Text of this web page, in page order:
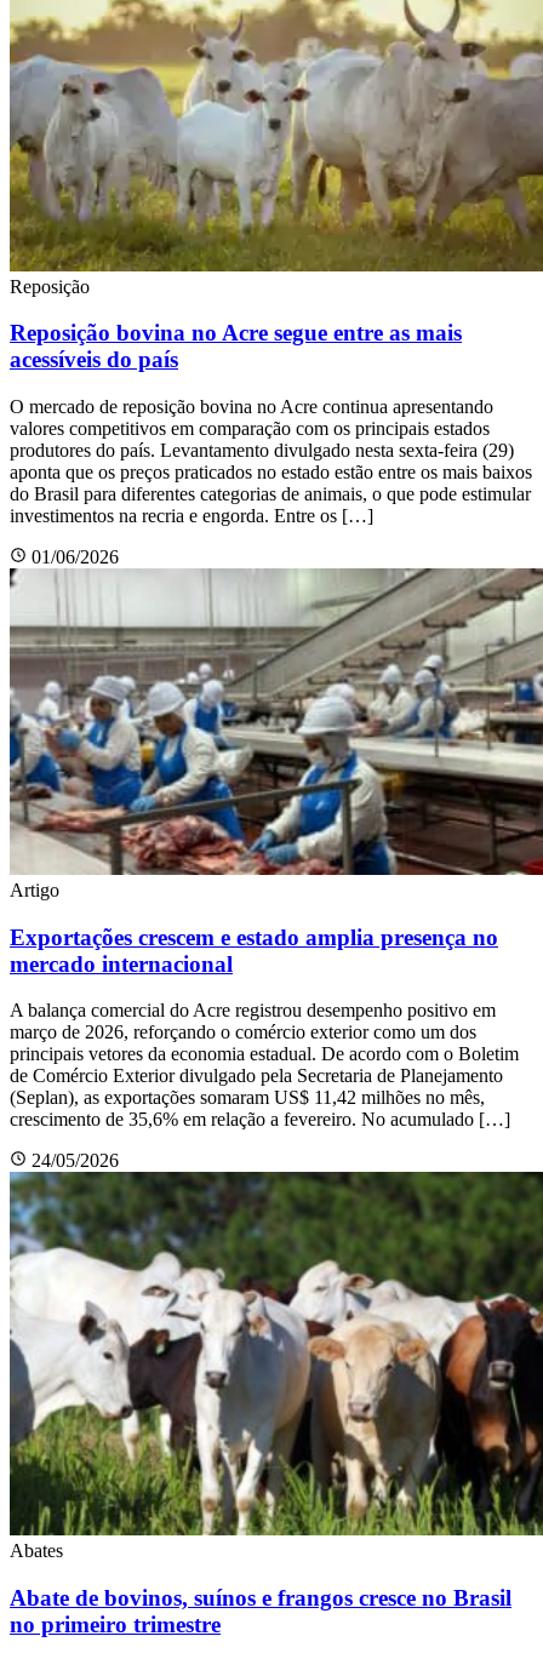
Reposição
Reposição bovina no Acre segue entre as mais
acessíveis do país
O mercado de reposição bovina no Acre continua apresentando
valores competitivos em comparação com os principais estados
produtores do país. Levantamento divulgado nesta sexta-feira (29)
aponta que os preços praticados no estado estão entre os mais baixos
do Brasil para diferentes categorias de animais, o que pode estimular
investimentos na recria e engorda. Entre os […]
01/06/2026
Artigo
Exportações crescem e estado amplia presença no
mercado internacional
A balança comercial do Acre registrou desempenho positivo em
março de 2026, reforçando o comércio exterior como um dos
principais vetores da economia estadual. De acordo com o Boletim
de Comércio Exterior divulgado pela Secretaria de Planejamento
(Seplan), as exportações somaram US$ 11,42 milhões no mês,
crescimento de 35,6% em relação a fevereiro. No acumulado […]
24/05/2026
Abates
Abate de bovinos, suínos e frangos cresce no Brasil
no primeiro trimestre